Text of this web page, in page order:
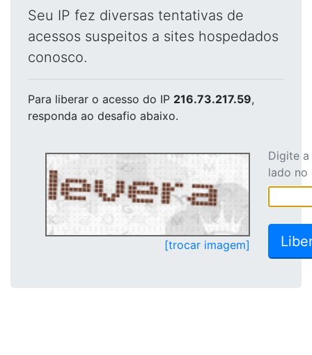
Seu IP fez diversas tentativas de
acessos suspeitos a sites hospedados
conosco.
Para liberar o acesso do IP 216.73.217.59,
responda ao desafio abaixo.
[trocar imagem]
Digite
lado no